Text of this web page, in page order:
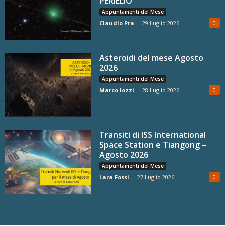
Appuntamenti del Mese
Claudio Pra - 29 Luglio 2026 0
Asteroidi del mese Agosto
2026
Appuntamenti del Mese
Marco Iozzi - 28 Luglio 2026 0
Transiti di ISS International
Space Station e Tiangong –
Agosto 2026
Appuntamenti del Mese
Lara Fossi - 27 Luglio 2026 0